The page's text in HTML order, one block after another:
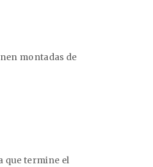
montadas de
que termine el